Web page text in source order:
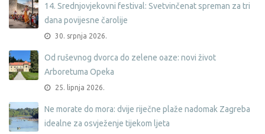
14. Srednjovjekovni festival: Svetvinčenat spreman za tri
dana povijesne čarolije
30. srpnja 2026.
Od ruševnog dvorca do zelene oaze: novi život
Arboretuma Opeka
25. lipnja 2026.
Ne morate do mora: dvije riječne plaže nadomak Zagreba
idealne za osvježenje tijekom ljeta